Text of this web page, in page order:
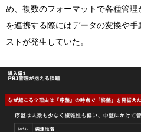
め、複数のフォーマットで各種管
を連携する際にはデータの変換や
ストが発生していた。